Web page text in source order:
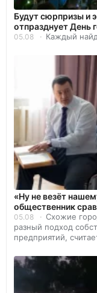
Будут сюрпризы и
отпразднует День
05.08 Каждый
«Ну не везёт
общественник
05.08
Схожие
разный подход
предприятий,